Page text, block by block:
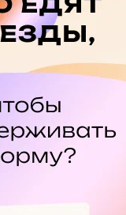
«Динамо» (Махачкала) —
России, видеообзор матча